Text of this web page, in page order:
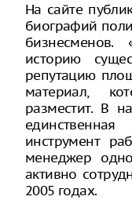
На сайте
биографий
историю
репутацию
материал,
разместит. В
инструмент
менеджер
активно
2005 годах.